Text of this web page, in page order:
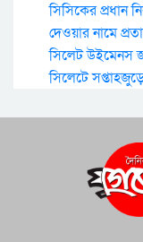
সিসিকের প্রধান
দেওয়ার নামে
সিলেট উইমেনস
সিলেটে